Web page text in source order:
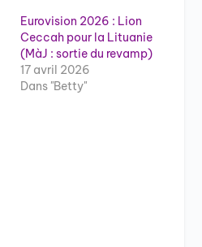
Eurovision 2026 : Lion
Ceccah pour la Lituanie
(MàJ : sortie du revamp)
17 avril 2026
Dans "Betty"